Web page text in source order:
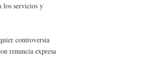
los servicios y
controversia
renuncia expresa